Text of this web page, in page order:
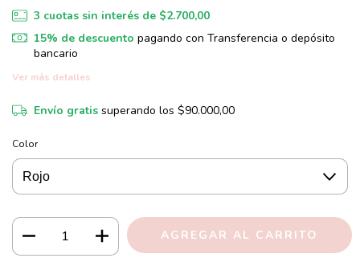
3 cuotas sin interés de $2.700,00
15% de descuento pagando con Transferencia o depósito
bancario
Ver más detalles
Envío gratis superando los $90.000,00
Color